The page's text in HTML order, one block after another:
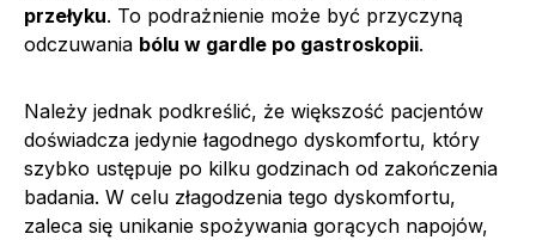
przełyku. To podrażnienie może być przyczyną
odczuwania bólu w gardle po gastroskopii.
Należy jednak podkreślić, że większość pacjentów
doświadcza jedynie łagodnego dyskomfortu, który
szybko ustępuje po kilku godzinach od zakończenia
badania. W celu złagodzenia tego dyskomfortu,
zaleca się unikanie spożywania gorących napojów,